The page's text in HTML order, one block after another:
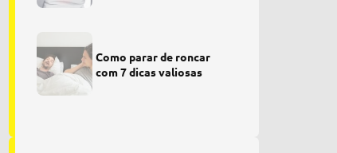
Como parar de roncar
com 7 dicas valiosas